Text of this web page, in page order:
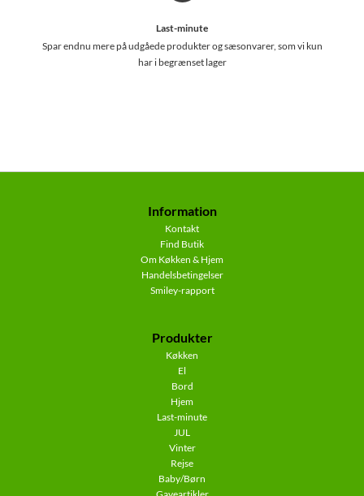
Last-minute
Spar endnu mere på udgåede produkter og sæsonvarer, som vi kun
har i begrænset lager
Information
Kontakt
Find Butik
Om Køkken & Hjem
Handelsbetingelser
Smiley-rapport
Produkter
Køkken
El
Bord
Hjem
Last-minute
JUL
Vinter
Rejse
Baby/Børn